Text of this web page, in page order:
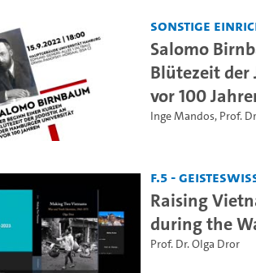
Sonstige
Salomo
Blütezeit
vor 100
Inge Mandos, Prof.
F.5 -
Raising
during the
Prof. Dr. Olga Dror